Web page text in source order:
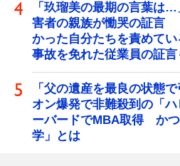
「玖瑠美の最期の言葉
害者の親族が慟哭の証言
かった自分たちを責めて
事故を免れた従業員の証言
「父の遺産を最良の状
オン爆発で非難殺到の「
ーバードでMBA取得 か
学」とは